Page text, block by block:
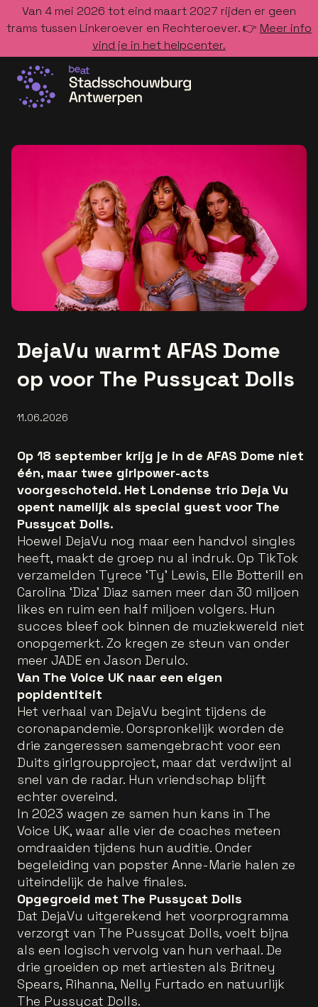
Van 4 mei 2026 tot eind maart 2027 rijden er geen
trams tussen Linkeroever en Rechteroever. 👉 Meer info
vind je in het helpcenter.
DejaVu warmt AFAS Dome
op voor The Pussycat Dolls
11.06.2026
Op 18 september krijg je in de AFAS Dome niet
één, maar twee girlpower-acts
voorgeschoteld. Het Londense trio Deja Vu
opent namelijk als special guest voor The
Pussycat Dolls.
Hoewel DejaVu nog maar een handvol singles
heeft, maakt de groep nu al indruk. Op TikTok
verzamelden Tyrece ‘Ty’ Lewis, Elle Botterill en
Carolina ‘Diza' Diaz samen meer dan 30 miljoen
likes en ruim een half miljoen volgers. Hun
succes bleef ook binnen de muziekwereld niet
onopgemerkt. Zo kregen ze steun van onder
meer JADE en Jason Derulo.
Van The Voice UK naar een eigen
popidentiteit
Het verhaal van DejaVu begint tijdens de
coronapandemie. Oorspronkelijk worden de
drie zangeressen samengebracht voor een
Duits girlgroupproject, maar dat verdwijnt al
snel van de radar. Hun vriendschap blijft
echter overeind.
In 2023 wagen ze samen hun kans in The
Voice UK, waar alle vier de coaches meteen
omdraaiden tijdens hun auditie. Onder
begeleiding van popster Anne-Marie halen ze
uiteindelijk de halve finales.
Opgegroeid met The Pussycat Dolls
Dat DejaVu uitgerekend het voorprogramma
verzorgt van The Pussycat Dolls, voelt bijna
als een logisch vervolg van hun verhaal. De
drie groeiden op met artiesten als Britney
Spears, Rihanna, Nelly Furtado en natuurlijk
The Pussycat Dolls.